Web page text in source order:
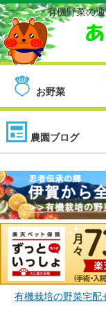
有機野菜の
お野菜
農園ブログ
有機栽培の野菜宅配